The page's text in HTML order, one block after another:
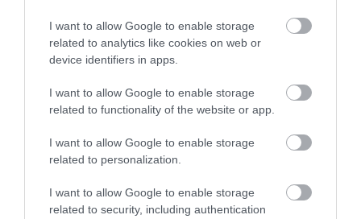
I want to allow Google to enable storage
related to analytics like cookies on web or
device identifiers in apps.
I want to allow Google to enable storage
related to functionality of the website or app.
I want to allow Google to enable storage
related to personalization.
I want to allow Google to enable storage
related to security, including authentication
takarmányminőséget adó búzafajták és hibridek, valamint a
prémium minőséget biztosító fajták genetikailag rendelkeznek